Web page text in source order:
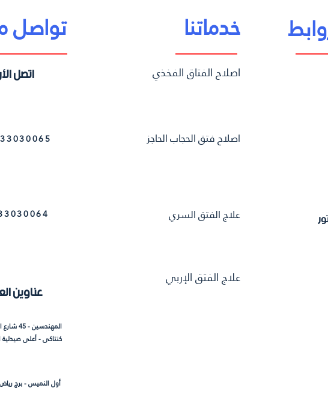
تواصل
اتصل
خدماتنا
اصلاح الفتاق الفخذي
اصلاح فتق الحجاب الحاجز
علاج الفتق السري
عناوين
علاج الفتق الإربي
كنتاكى - أعلى صيدلية
أول النميس - برج رياض